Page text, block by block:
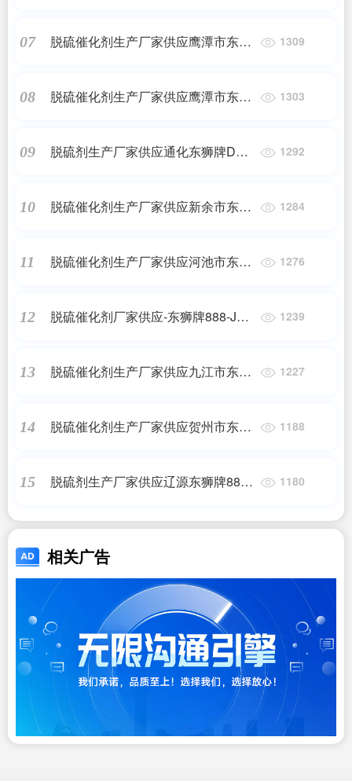
07
脱硫催化剂生产厂家供应鹰潭市东狮
1309
08
脱硫催化剂生产厂家供应鹰潭市东狮
1303
09
脱硫剂生产厂家供应通化东狮牌DSH
1292
10
脱硫催化剂生产厂家供应新余市东狮
1284
11
脱硫催化剂生产厂家供应河池市东狮
1276
12
脱硫催化剂厂家供应-东狮牌888-JDS
1239
13
脱硫催化剂生产厂家供应九江市东狮
1227
14
脱硫催化剂生产厂家供应贺州市东狮
1188
15
脱硫剂生产厂家供应辽源东狮牌888
1180
相关广告